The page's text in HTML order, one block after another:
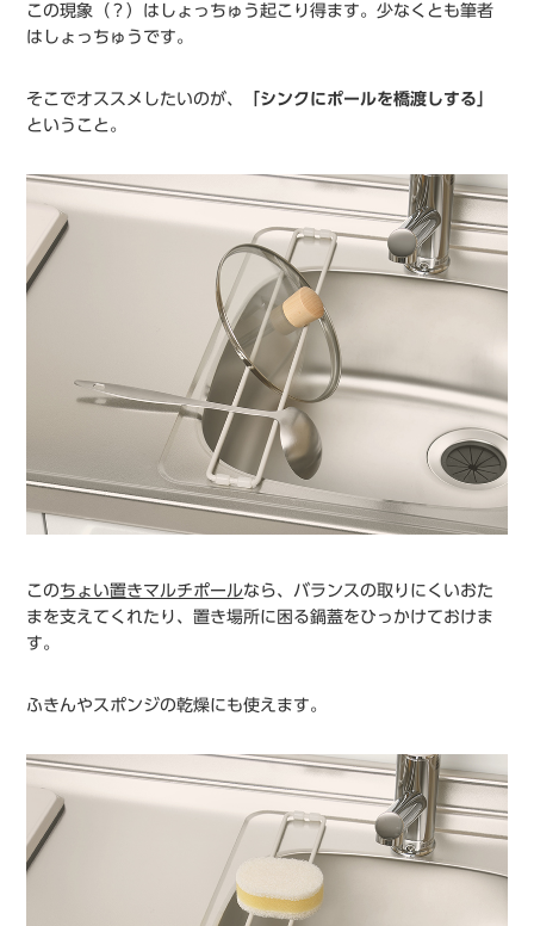
この現象（？）はしょっちゅう起こり得ます。少なくとも筆者
はしょっちゅうです。
そこでオススメしたいのが、
「シンクにポールを橋渡しする」
ということ。
このちょい置きマルチポールなら、バランスの取りにくいおた
まを支えてくれたり、置き場所に困る鍋蓋をひっかけておけま
す。
ふきんやスポンジの乾燥にも使えます。